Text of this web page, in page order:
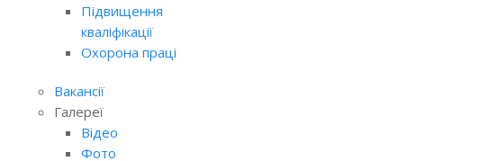
Підвищення
кваліфікації
Охорона праці
Вакансії
Галереї
Відео
Фото